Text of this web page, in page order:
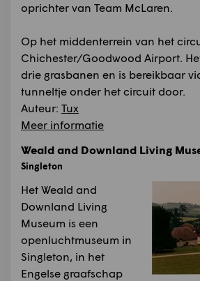
oprichter van Team McLaren.
Op het middenterrein van het
Chichester/Goodwood Airport.
drie grasbanen en is bereikbaar
tunneltje onder het circuit door.
Auteur: Tux
Meer informatie
Weald and Downland Living
Singleton
Het Weald and
Downland Living
Museum is een
openluchtmuseum in
Singleton, in het
Engelse graafschap